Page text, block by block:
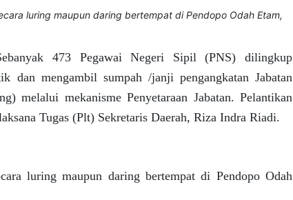
luring maupun daring bertempat di Pendopo Odah Etam,
473 Pegawai Negeri Sipil (PNS) dilingkup
dan mengambil sumpah /janji pengangkatan Jabatan
melalui mekanisme Penyetaraan Jabatan. Pelantikan
Tugas (Plt) Sekretaris Daerah, Riza Indra Riadi.
luring maupun daring bertempat di Pendopo Odah